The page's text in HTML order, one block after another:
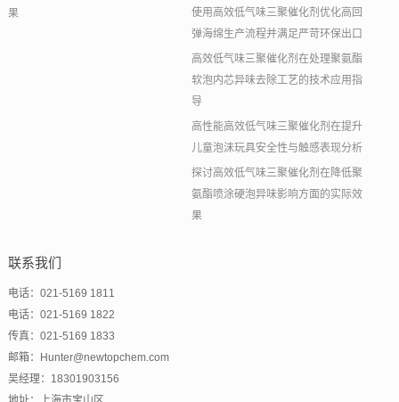
果
使用高效低气味三聚催化剂优化高回
弹海绵生产流程并满足严苛环保出口
高效低气味三聚催化剂在处理聚氨酯
软泡内芯异味去除工艺的技术应用指
导
高性能高效低气味三聚催化剂在提升
儿童泡沫玩具安全性与触感表现分析
探讨高效低气味三聚催化剂在降低聚
氨酯喷涂硬泡异味影响方面的实际效
果
联系我们
电话：021-5169 1811
电话：021-5169 1822
传真：021-5169 1833
邮箱：Hunter@newtopchem.com
吴经理：18301903156